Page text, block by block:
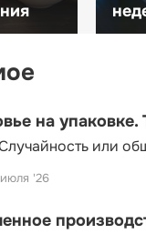
на упаковке.
или
'26